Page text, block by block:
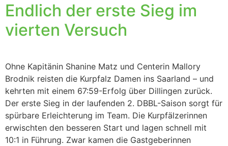
Endlich der erste Sieg im
vierten Versuch
Ohne Kapitänin Shanine Matz und Centerin Mallory
Brodnik reisten die Kurpfalz Damen ins Saarland – und
kehrten mit einem 67:59-Erfolg über Dillingen zurück.
Der erste Sieg in der laufenden 2. DBBL-Saison sorgt für
spürbare Erleichterung im Team. Die Kurpfälzerinnen
erwischten den besseren Start und lagen schnell mit
10:1 in Führung. Zwar kamen die Gastgeberinnen